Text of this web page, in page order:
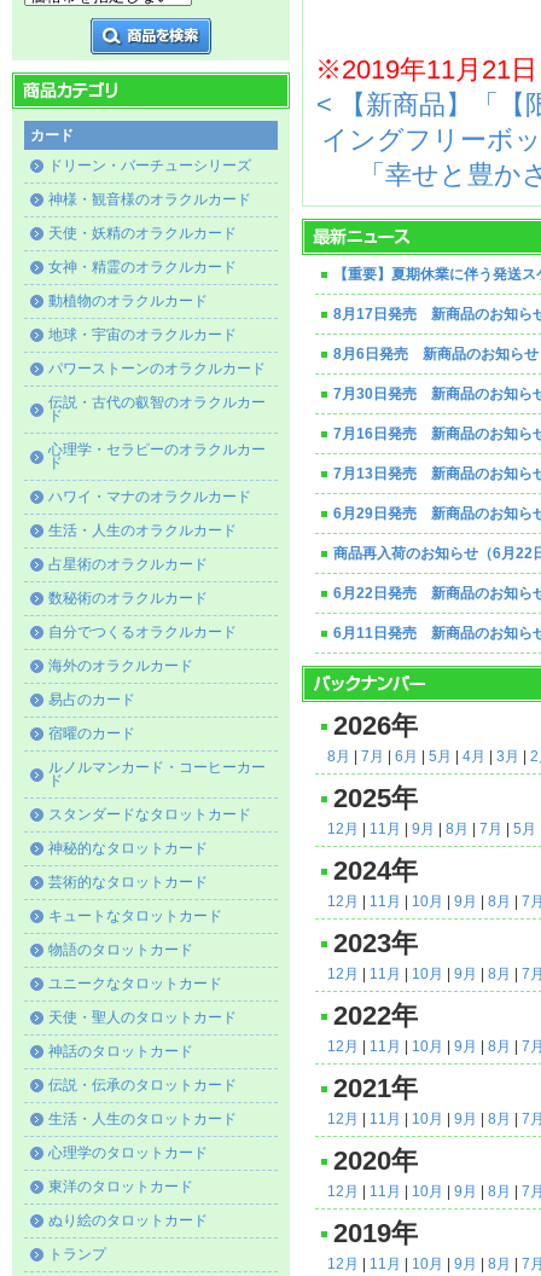
カード
ドリーン・バーチューシリーズ
神様・観音様のオラクルカード
天使・妖精のオラクルカード
女神・精霊のオラクルカード
動植物のオラクルカード
地球・宇宙のオラクルカード
パワーストーンのオラクルカード
伝説・古代の叡智のオラクルカー
ド
心理学・セラピーのオラクルカー
ド
ハワイ・マナのオラクルカード
生活・人生のオラクルカード
占星術のオラクルカード
数秘術のオラクルカード
自分でつくるオラクルカード
海外のオラクルカード
易占のカード
宿曜のカード
ルノルマンカード・コーヒーカー
ド
スタンダードなタロットカード
神秘的なタロットカード
芸術的なタロットカード
キュートなタロットカード
物語のタロットカード
ユニークなタロットカード
天使・聖人のタロットカード
神話のタロットカード
伝説・伝承のタロットカード
生活・人生のタロットカード
心理学のタロットカード
東洋のタロットカード
ぬり絵のタロットカード
トランプ
※2019年11月21
< 【新商品】「
イングフリーボ
「幸せと豊
【重要】夏期休業に伴う発送
8月17日発売 新商品のお知ら
8月6日発売 新商品のお知らせ
7月30日発売 新商品のお知ら
7月16日発売 新商品のお知ら
7月13日発売 新商品のお知ら
6月29日発売 新商品のお知ら
商品再入荷のお知らせ（6月22
6月22日発売 新商品のお知ら
6月11日発売 新商品のお知ら
2026年
8月 7月 6月 5月 4月 3月 2
2025年
12月 11月 9月 8月 7月 5月
2024年
12月 11月 10月 9月 8月 7
2023年
12月 11月 10月 9月 8月 7
2022年
12月 11月 10月 9月 8月 7
2021年
12月 11月 10月 9月 8月 7
2020年
12月 11月 10月 9月 8月 7
2019年
12月 11月 10月 9月 8月 7